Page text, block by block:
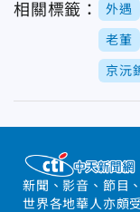
相關標籤： 外遇
老董
京沅
新聞、影音、節目
世界各地華人亦頗